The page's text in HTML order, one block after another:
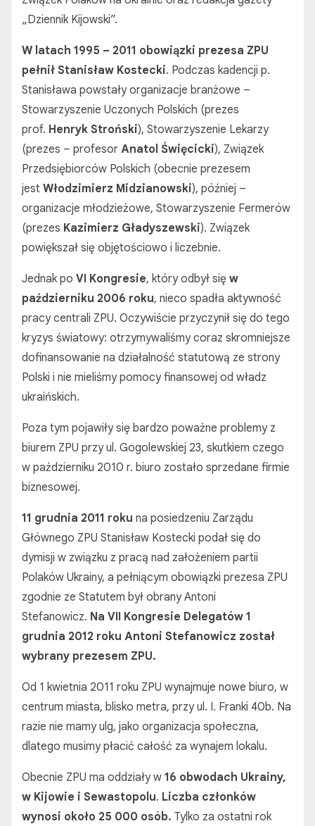
„Dziennik Kijowski”.
W latach 1995 – 2011 obowiązki prezesa ZPU
pełnił Stanisław Kostecki. Podczas kadencji p.
Stanisława powstały organizacje branżowe –
Stowarzyszenie Uczonych Polskich (prezes
prof. Henryk Stroński), Stowarzyszenie Lekarzy
(prezes – profesor Anatol Święcicki), Związek
Przedsiębiorców Polskich (obecnie prezesem
jest Włodzimierz Midzianowski), później –
organizacje młodzieżowe, Stowarzyszenie Fermerów
(prezes Kazimierz Gładyszewski). Związek
powiększał się objętościowo i liczebnie.
Jednak po VI Kongresie, który odbył się w
październiku 2006 roku, nieco spadła aktywność
pracy centrali ZPU. Oczywiście przyczynił się do tego
kryzys światowy: otrzymywaliśmy coraz skromniejsze
dofinansowanie na działalność statutową ze strony
Polski i nie mieliśmy pomocy finansowej od władz
ukraińskich.
Poza tym pojawiły się bardzo poważne problemy z
biurem ZPU przy ul. Gogolewskiej 23, skutkiem czego
w październiku 2010 r. biuro zostało sprzedane firmie
biznesowej.
11 grudnia 2011 roku na posiedzeniu Zarządu
Głównego ZPU Stanisław Kostecki podał się do
dymisji w związku z pracą nad założeniem partii
Polaków Ukrainy, a pełniącym obowiązki prezesa ZPU
zgodnie ze Statutem był obrany Antoni
Stefanowicz. Na VII Kongresie Delegatów 1
grudnia 2012 roku Antoni Stefanowicz został
wybrany prezesem ZPU.
Od 1 kwietnia 2011 roku ZPU wynajmuje nowe biuro, w
centrum miasta, blisko metra, przy ul. I. Franki 40b. Na
razie nie mamy ulg, jako organizacja społeczna,
dlatego musimy płacić całość za wynajem lokalu.
Obecnie ZPU ma oddziały w 16 obwodach Ukrainy,
w Kijowie i Sewastopolu. Liczba członków
wynosi około 25 000 osób. Tylko za ostatni rok